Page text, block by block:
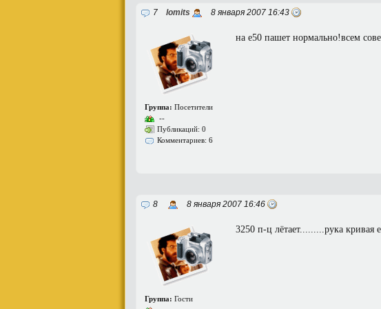
7 lomits 8 января 2007 16:43
Группа: Посетители
--
Публикаций: 0
Комментариев: 6
на е50 пашет нормально!всем
8 8 января 2007 16:46
Группа: Гости
3250 п-ц лётает.........рука кривая